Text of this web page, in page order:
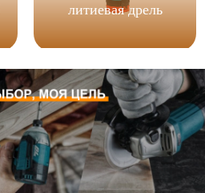
литиевая дрель